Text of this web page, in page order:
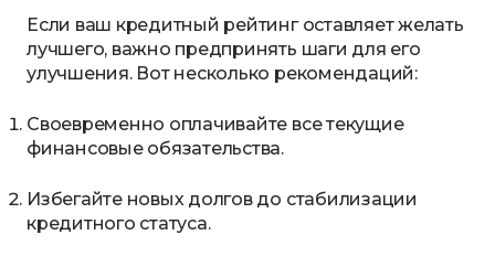
Если ваш кредитный рейтинг оставляет желать
лучшего, важно предпринять шаги для его
улучшения. Вот несколько рекомендаций:
Своевременно оплачивайте все текущие
финансовые обязательства.
Избегайте новых долгов до стабилизации
кредитного статуса.